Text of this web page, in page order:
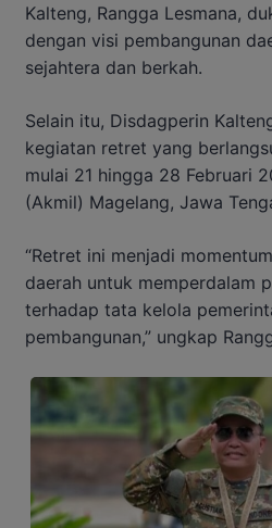
Kalteng, Rangga Lesmana,
dengan visi pembangunan
sejahtera dan berkah.
Selain itu, Disdagperin
kegiatan retret yang
mulai 21 hingga 28 Februari
(Akmil) Magelang, Jawa
“Retret ini menjadi
daerah untuk memperdalam
terhadap tata kelola
pembangunan,” ungkap